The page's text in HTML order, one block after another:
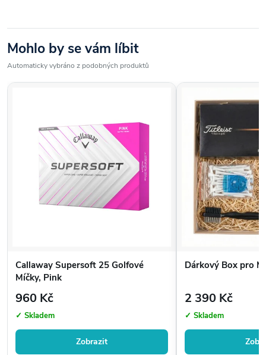
Mohlo by se vám líbit
Automaticky vybráno z podobných produktů
Callaway Supersoft 25 Golfové
Míčky, Pink
960 Kč
✓ Skladem
Zobrazit
Dárkový Box pro
2 390 Kč
✓ Skladem